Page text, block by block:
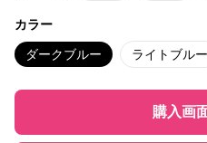
カラー
ダークブルー ライトブルー
購入画